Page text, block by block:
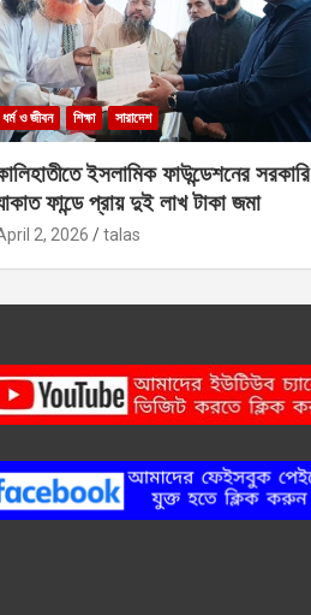
ধর্ম ও জীবন শিক্ষা সারাদেশ
ইসলামিক ফাউন্ডেশনের সরকারি
ফান্ডে প্রায় দুই লাখ টাকা জমা
2, 2026 talas